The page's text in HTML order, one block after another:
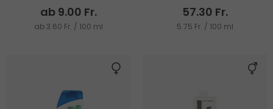
ab 9.00 Fr.
ab 3.60 Fr. / 100 ml
57.30 Fr.
5.75 Fr. / 100 ml